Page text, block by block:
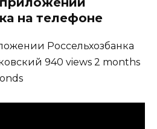
на телефоне
Россельхозбанка
940 views 2 months